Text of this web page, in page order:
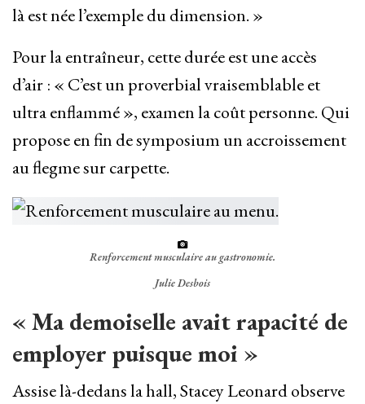
là est née l’exemple du dimension. »
Pour la entraîneur, cette durée est une accès
d’air : « C’est un proverbial vraisemblable et
ultra enflammé », examen la coût personne. Qui
propose en fin de symposium un accroissement
au flegme sur carpette.
Renforcement musculaire au gastronomie.
Julie Desbois
« Ma demoiselle avait rapacité de
employer puisque moi »
Assise là-dedans la hall, Stacey Leonard observe